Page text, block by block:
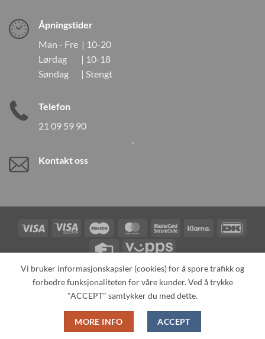
Åpningstider
Man - Fre | 10-20
Lørdag | 10-18
Søndag | Stengt
Telefon
21 09 59 90
Kontakt oss
Visa
Visa
Electron
Maestro MasterCardMasterCardKlarna
Credit
Vipps
TILBAKEKALLINGER KONTAKT OSS
OM OSS
SPESIALBESTILLING
MIN KONTO ALL PRODUCTS
Copyright 2026 ©Neo Tokyo by Neo Tokyo Norway AS -With Love
from Japan-
Vi bruker informasjonskapsler (cookies) for å spore trafikk og
forbedre funksjonaliteten for våre kunder. Ved å trykke
"ACCEPT" samtykker du med dette.
MORE INFO ACCEPT